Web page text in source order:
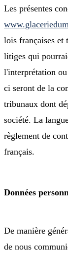
Les présentes
lois françaises et
litiges qui
l'interprétation
ci seront de la
tribunaux dont
société. La
règlement de
français.
Données
De manière
de nous